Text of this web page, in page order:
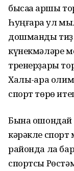
бысаҡҡа ҡаршы
Һуңғараҡ ул
дошманды тиҙ
күнекмәләре
тренерҙары
Халыҡ-ара
спорт төрө
Бына ошондай
кәрәкле спорт
районда ла
спортсы